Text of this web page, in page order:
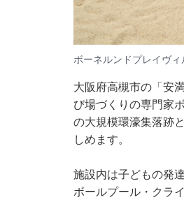
ボーネルンドプレイヴィ
大阪府高槻市の「安
び場づくりの専門家
の大規模環濠集落跡
しめます。
施設内は子どもの発
ボールプール・クラ